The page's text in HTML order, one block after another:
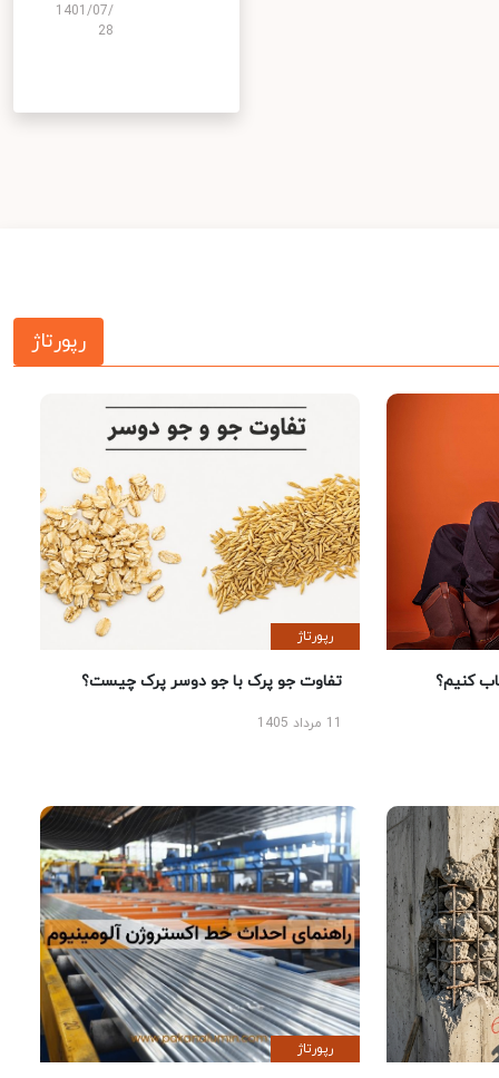
1401/07/
28
رپورتاژ
کنیم؟
رپورتاژ
تفاوت جو پرک با جو دوسر پرک چیست؟
رپورتاژ